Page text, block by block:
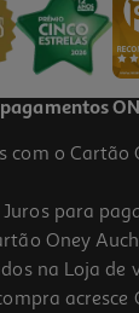
com o Cartão
para
Oney
na Loja de
acresce